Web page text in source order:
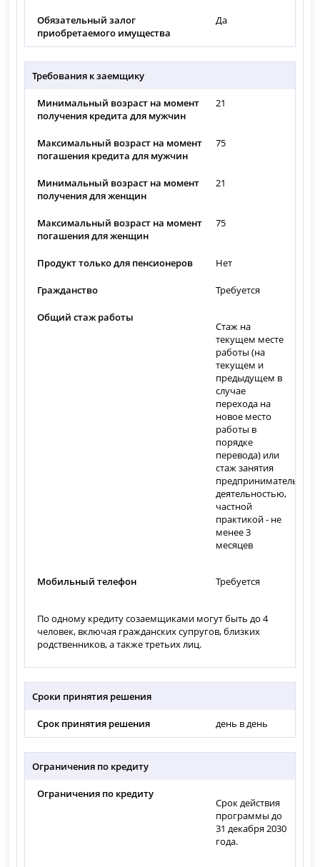
Обязательный залог
приобретаемого имущества
Да
Требования к заемщику
Минимальный возраст на момент
получения кредита для мужчин
21
Максимальный возраст на момент
погашения кредита для мужчин
75
Минимальный возраст на момент
получения для женщин
21
Максимальный возраст на момент
погашения для женщин
75
Продукт только для пенсионеров Нет
Гражданство Требуется
Общий стаж работы
Стаж на
текущем месте
работы (на
текущем и
предыдущем в
случае
перехода на
новое место
работы в
порядке
перевода) или
стаж занятия
предпринимательской
деятельностью,
частной
практикой - не
менее 3
месяцев
Мобильный телефон Требуется
По одному кредиту созаемщиками могут быть до 4
человек, включая гражданских супругов, близких
родственников, а также третьих лиц.
Сроки принятия решения
Срок принятия решения день в день
Ограничения по кредиту
Ограничения по кредиту
Срок действия
программы до
31 декабря 2030
года.